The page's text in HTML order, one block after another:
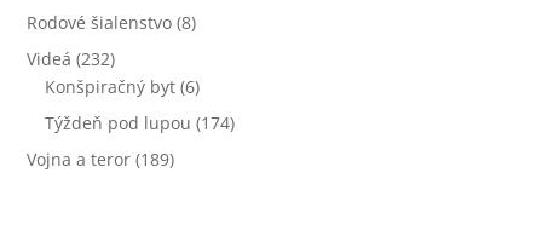
Rodové šialenstvo (8)
Videá (232)
Konšpiračný byt (6)
Týždeň pod lupou (174)
Vojna a teror (189)